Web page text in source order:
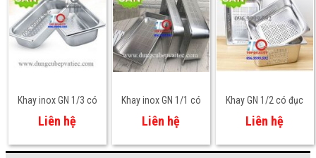
Khay inox GN 1/3 có
Liên hệ
Khay inox GN 1/1 có
đột lỗ nhỏ
Liên hệ
Khay GN 1/2 có đục
lỗ nhỏ
Liên hệ